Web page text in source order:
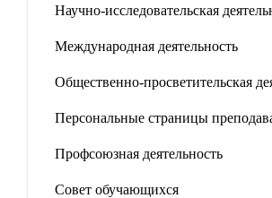
Научно-исследовательская
Международная деятельность
Общественно-просветительская
Персональные страницы
Профсоюзная деятельность
Совет обучающихся